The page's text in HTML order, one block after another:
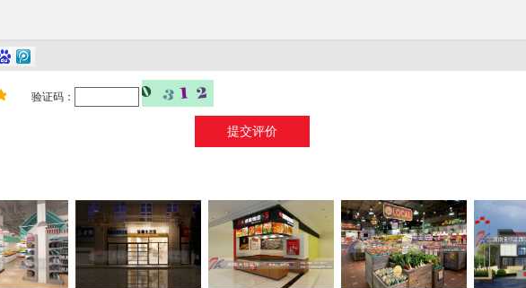
验证码：